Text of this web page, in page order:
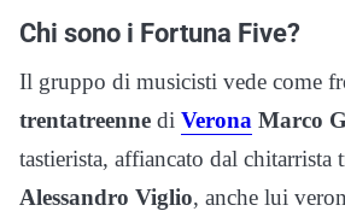
Chi sono i Fortuna Five?
Il gruppo di musicisti vede come
trentatreenne di Verona Marco
tastierista, affiancato dal chitarrista
Alessandro Viglio, anche lui